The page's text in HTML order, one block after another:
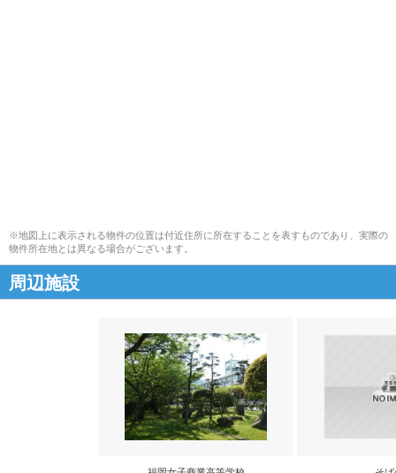
※地図上に表示される物件の位置は付近住所に所在することを表すものであり、実際の
物件所在地とは異なる場合がございます。
周辺施設